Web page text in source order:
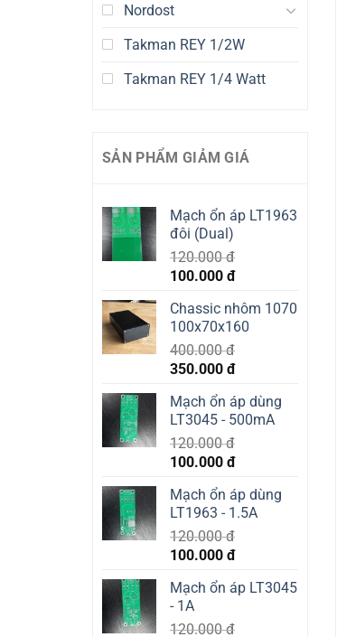
Talema 2V25A 2x18v
Talema 25W (2x18v)
700.000
ADD TO CART
Nordost
Takman REY 1/2W
Takman REY 1/4 Watt
SẢN PHẨM GIẢM GIÁ
Mạch ổn áp LT1963
đôi (Dual)
120.000đ
Original
was:
120.000 đ.
100.000 đCurrent
is:
100.000 đ.
Chassic nhôm 1070
100x70x160
400.000đ
Original
was:
400.000 đ.
350.000 đCurrent
is:
350.000 đ.
Mạch ổn áp dùng
LT3045 - 500mA
120.000đ
Original
was:
120.000 đ.
100.000 đCurrent
is:
100.000 đ.
Mạch ổn áp dùng
LT1963 - 1.5A
120.000đ
Original
was:
120.000 đ.
100.000 đCurrent
is:
Mạch ổn áp LT3045
- 1A
120.000đ